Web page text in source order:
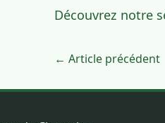
Découvrez notre
← Article précédent